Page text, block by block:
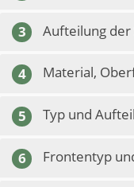
3 Aufteilung der
4 Material,
5 Typ und
6 Frontentyp